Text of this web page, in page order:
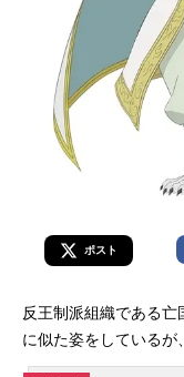
ポスト
反王制派組織である
に似た姿をしているが